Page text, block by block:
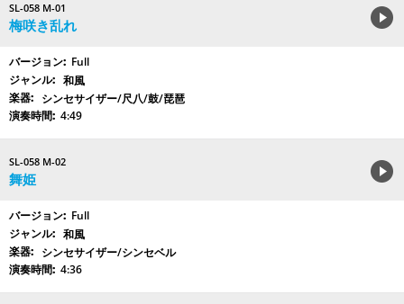
SL-058 M-01
梅咲き乱れ
Full
和風
シンセサイザー/尺八/鼓/琵琶
4:49
SL-058 M-02
舞姫
Full
和風
シンセサイザー/シンセベル
4:36